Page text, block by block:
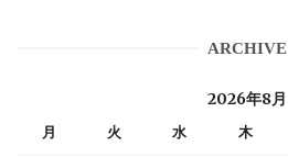
ARCHIVE
2026年8月
月 火 水 木